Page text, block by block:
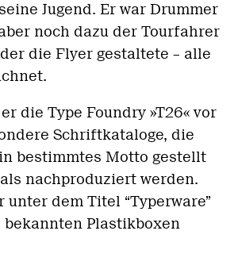
Jugend. Er war Drummer
noch dazu der Tourfahrer
die Flyer gestaltete – alle
die Type Foundry »T26« vor
Schriftkataloge, die
bestimmtes Motto gestellt
nachproduziert werden.
unter dem Titel “Typerware”
Plastikboxen